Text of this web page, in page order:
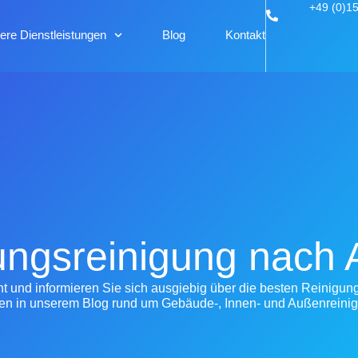
Dienstleistungen Blog Kontakt
+49
nach
und informieren Sie sich ausgiebig über die besten
in unserem Blog rund um Gebäude-, Innen- und